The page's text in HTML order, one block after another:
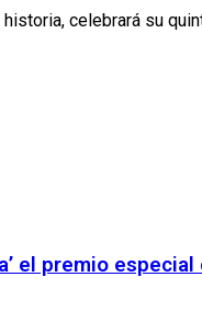
celebrará su
el premio